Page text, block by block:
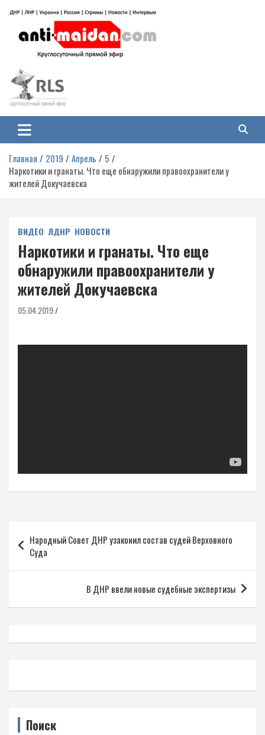
содержимому
Антимайдан: Гражданская война
на Украине
гражданской войне на Украине, включая события в Новороссии, ДНР,
ЛНР и других регионах.
Главная 2019 Апрель
5
Наркотики и гранаты. Что еще обнаружили правоохранители у
жителей Докучаевска
ВИДЕО ЛДНР НОВОСТИ
Наркотики и гранаты. Что еще
обнаружили правоохранители у
жителей Докучаевска
05.04.2019
по
записям
Народный Совет ДНР узаконил состав судей Верховного
Суда
В ДНР ввели новые судебные экспертизы
Поиск